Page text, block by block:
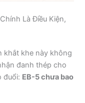
Là Điều Kiện,
khắt khe này không
đanh thép cho
đuổi: EB-5 chưa bao